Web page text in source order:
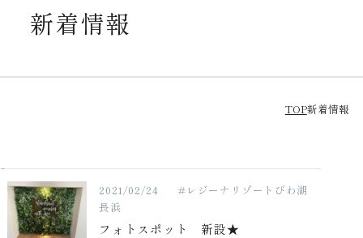
新着情報
TOP新着情報
2021/02/24
#レジーナリゾートびわ湖
長浜
フォトスポット 新設★